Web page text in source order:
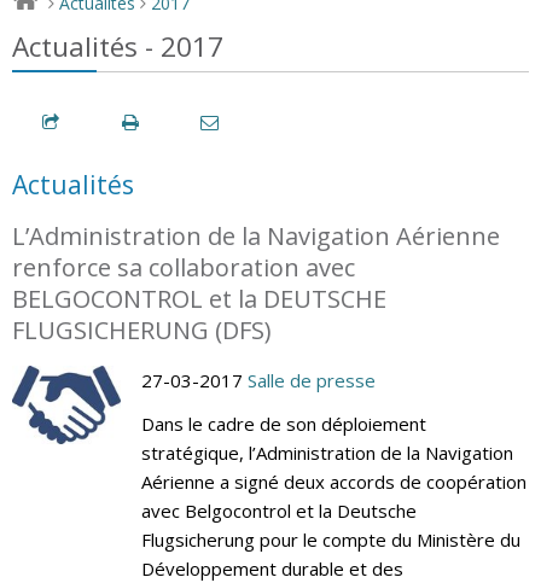
Actualités - 2017
Actualités
L’Administration de la Navigation Aérienne
renforce sa collaboration avec
BELGOCONTROL et la DEUTSCHE
FLUGSICHERUNG (DFS)
27-03-2017 Salle de presse
Dans le cadre de son déploiement
stratégique, l’Administration de la Navigation
Aérienne a signé deux accords de coopération
avec Belgocontrol et la Deutsche
Flugsicherung pour le compte du Ministère du
Développement durable et des